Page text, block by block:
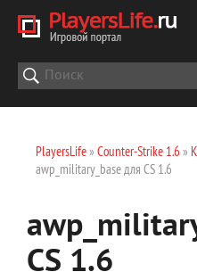
PlayersLife» Counter-Strike 1.6 »
awp_military_base для CS 1.6
CS 1.6